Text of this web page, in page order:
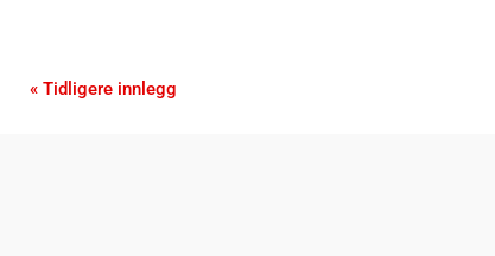
« Tidligere innlegg